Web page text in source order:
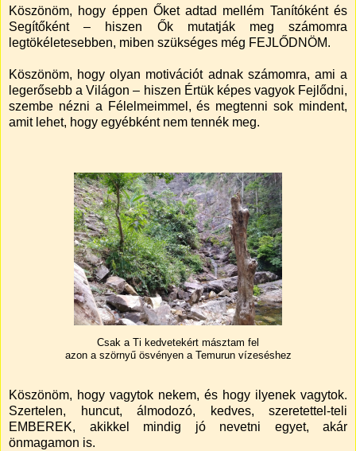
Köszönöm, hogy éppen Őket adtad mellém Tanítóként és
Segítőként – hiszen Ők mutatják meg számomra
legtökéletesebben, miben szükséges még FEJLŐDNÖM.
Köszönöm, hogy olyan motivációt adnak számomra, ami a
legerősebb a Világon – hiszen Értük képes vagyok Fejlődni,
szembe nézni a Félelmeimmel, és megtenni sok mindent,
amit lehet, hogy egyébként nem tennék meg.
Csak a Ti kedvetekért másztam fel
azon a szörnyű ösvényen a Temurun vízeséshez
Köszönöm, hogy vagytok nekem, és hogy ilyenek vagytok.
Szertelen, huncut, álmodozó, kedves, szeretettel-teli
EMBEREK, akikkel mindig jó nevetni egyet, akár
önmagamon is.